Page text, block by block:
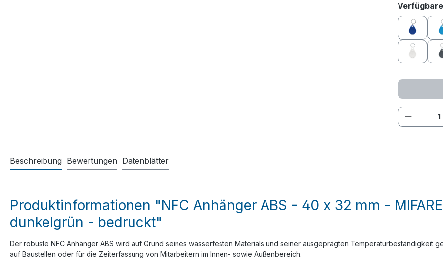
blau
weiß
Beschreibung Bewertungen Datenblätter
Produktinformationen "NFC Anhänger ABS - 40 x 32 mm -
dunkelgrün - bedruckt"
Der robuste NFC Anhänger ABS wird auf Grund seines wasserfesten Materials und seiner ausgeprägten Temperaturbeständigkeit
auf Baustellen oder für die Zeiterfassung von Mitarbeitern im Innen- sowie Außenbereich.